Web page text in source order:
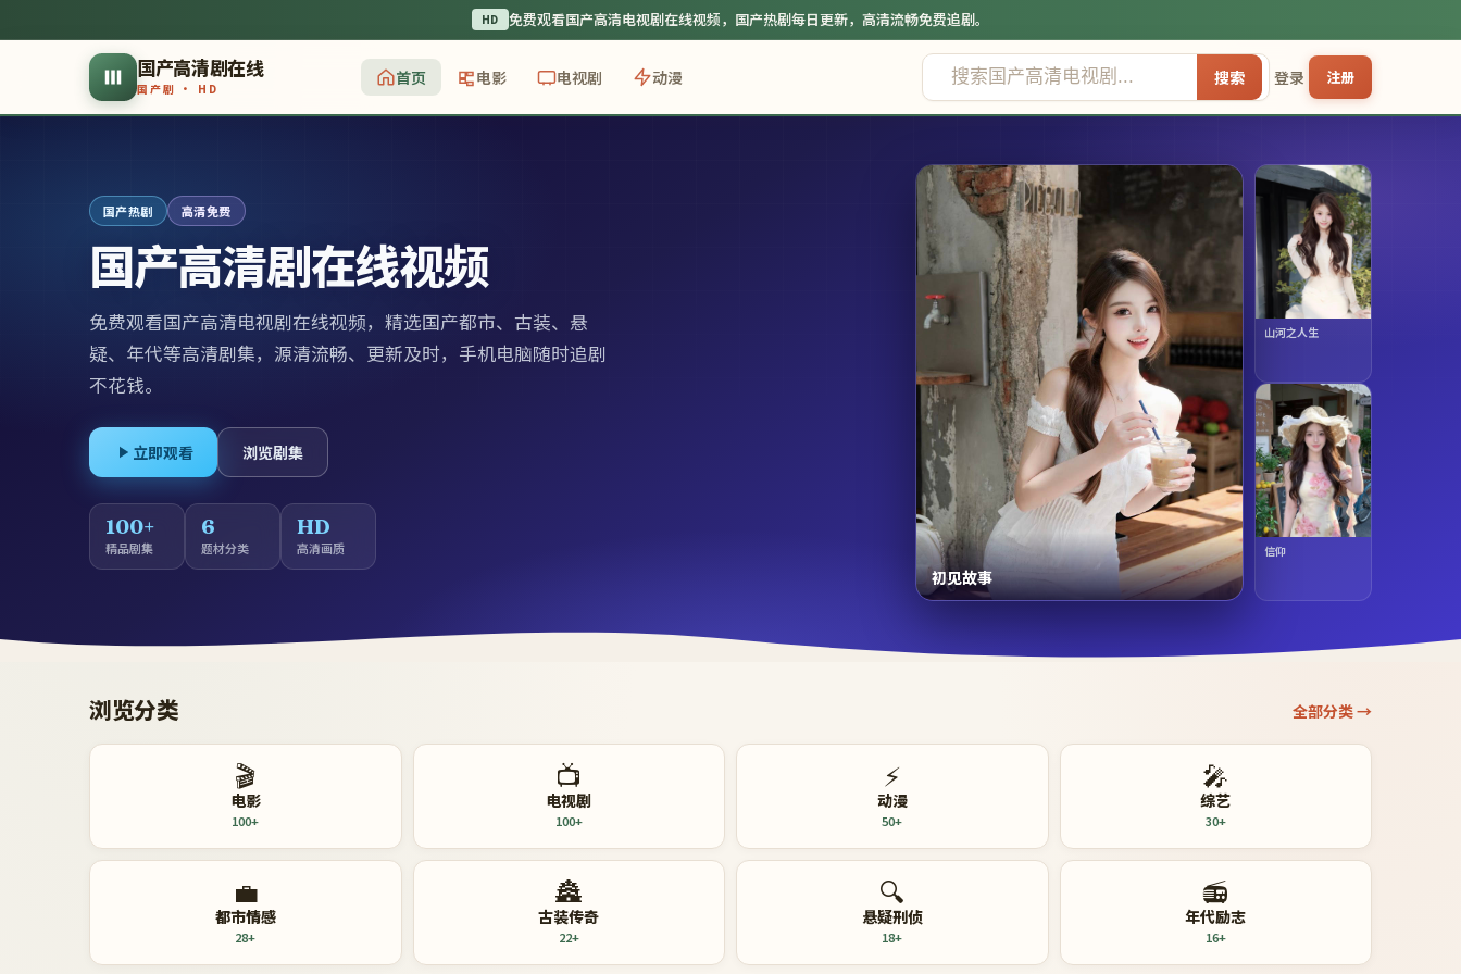
HD 免费观看国产高清电视剧在线视频，国产热剧每日更新，高清流畅免费追剧。
国产高清剧在线
国产剧 · HD 首页 电影 电视剧 动漫 搜索 登录 注册
国产热剧 高清免费
国产高清剧在线视频
免费观看国产高清电视剧在线视频， 精选国产都市、古装、悬
疑、年代等高清剧集，源清流畅、更新及时，手机电脑随时追剧
不花钱。
立即观看 浏览剧集
100+
精品剧集
6
题材分类
HD
高清画质
初见故事
山河之人生
信仰
浏览分类 全部分类 →
🎬
电影
100+
📺
电视剧
100+
⚡
动漫
50+
🎤
综艺
30+
💼
都市情感
28+
🏯
古装传奇
22+
🔍
悬疑刑侦
18+
📻
年代励志
16+